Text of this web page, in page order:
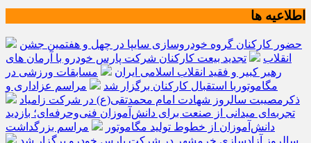
اطلاعیه ها
حضور کارکنان گروه خودروسازی سایپا در چهل و هفتمین جشن
انقلاب
تجدید بیعت کارکنان شرکت پارس خودرو با آرمان های
رهبر کبیر و فقید انقلاب اسلامی ایران
مسابقات ورزشی در
مگاموتوربا استقبال کارکنان برگزار شد
مراسم عزاداری و
ذکرمصیبت سالروز شهادت امام محمدتقی(ع) در شرکت زامیاد
تجربه‌ای میدانی از صنعت برای دانش‌آموزان فنی‌وحرفه‌ای؛ بازدید
دانش‌آموزان از خطوط تولید مگاموتور
مراسم بزرگداشت
سالروز آزادسازی خرمشهر در شرکت پارس خودرو برگزار شد